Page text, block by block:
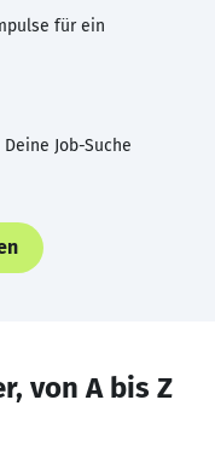
für ein
Job-Suche
von A bis Z